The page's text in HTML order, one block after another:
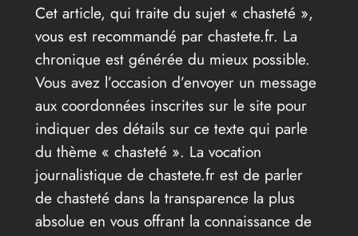
Cet article, qui traite du sujet « chasteté »,
vous est recommandé par chastete.fr. La
chronique est générée du mieux possible.
Vous avez l’occasion d’envoyer un message
aux coordonnées inscrites sur le site pour
indiquer des détails sur ce texte qui parle
du thème « chasteté ». La vocation
journalistique de chastete.fr est de parler
de chasteté dans la transparence la plus
absolue en vous offrant la connaissance de